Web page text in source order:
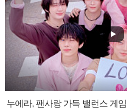
누에라, 팬사랑 가득 밸런스 게